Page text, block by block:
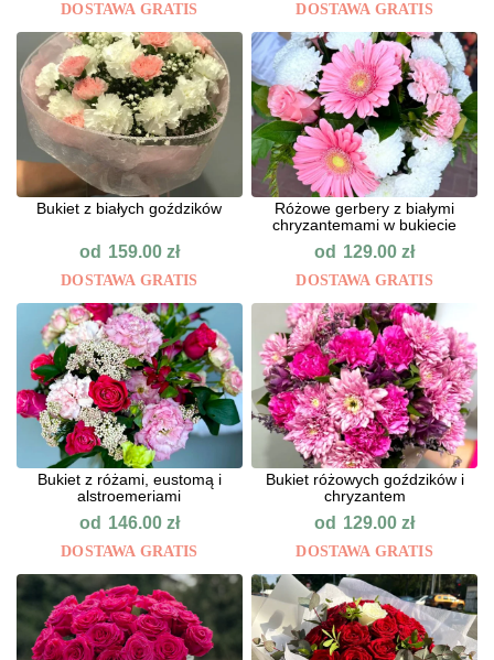
DOSTAWA GRATIS DOSTAWA GRATIS
Bukiet z białych goździków
od 159.00 zł
DOSTAWA GRATIS
Różowe gerbery z białymi
chryzantemami w bukiecie
od 129.00zł
DOSTAWA GRATIS
Bukiet z różami, eustomą i
alstroemeriami
od 146.00 zł
DOSTAWA GRATIS
Bukiet różowych goździków i
chryzantem
od 129.00zł
DOSTAWA GRATIS